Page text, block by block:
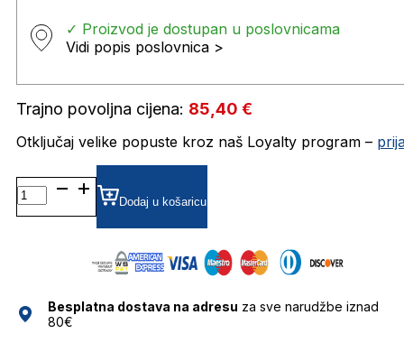
✓ Proizvod je dostupan u poslovnicama
Vidi popis poslovnica >
Trajno povoljna cijena: 85,40 €
Otključaj velike popuste kroz naš Loyalty program –
CARRERA1025/S SUNČANE
NAOČALE
CARRERA
Dodaj u košaricu
Besplatna dostava na adresu za sve narudžbe iznad
80€